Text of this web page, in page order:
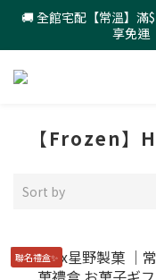
🚚 全館宅配【常溫】滿
享免運
【Frozen
Sort by
聯名禮盒✨